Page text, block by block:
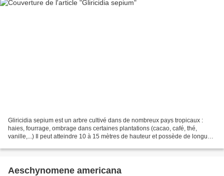
Gliricidia sepium est un arbre cultivé dans de nombreux pays tropicaux :
haies, fourrage, ombrage dans certaines plantations (cacao, café, thé,
vanille,...) Il peut atteindre 10 à 15 mètres de hauteur et possède de longues
Aeschynomene americana